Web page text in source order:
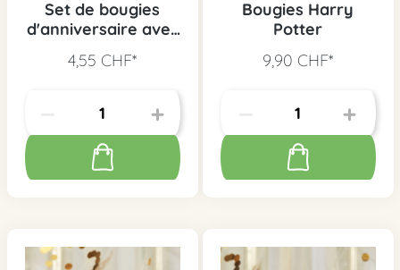
Set de bougies
d'anniversaire avec
pcs.
4,55 CHF*
Bougies Harry
Potter
9,90 CHF*